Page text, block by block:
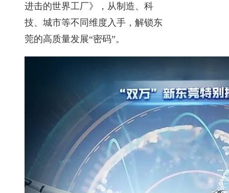
进击的世界工厂》，从制造、科
技、城市等不同维度入手，解锁东
莞的高质量发展“密码”。